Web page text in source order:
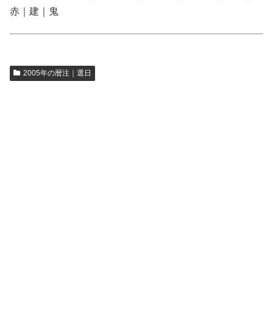
赤｜建｜鬼
2005年の暦注｜選日